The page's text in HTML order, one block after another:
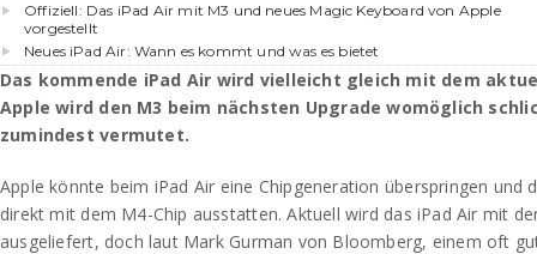
Offiziell: Das iPad Air mit M3 und neues Magic Keyboard von Apple
vorgestellt
Neues iPad Air: Wann es kommt und was es bietet
Das kommende iPad Air wird vielleicht gleich mit dem
Apple wird den M3 beim nächsten Upgrade womöglich
zumindest vermutet.
Apple könnte beim iPad Air eine Chipgeneration überspringen und
direkt mit dem M4-Chip ausstatten. Aktuell wird das iPad Air mit
ausgeliefert, doch laut Mark Gurman von Bloomberg, einem oft